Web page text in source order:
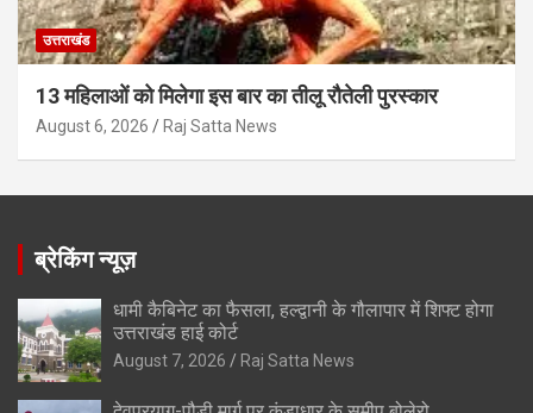
उत्तराखंड
13 महिलाओं को मिलेगा इस बार का तीलू रौतेली पुरस्कार
August 6, 2026 Raj Satta News
ब्रेकिंग न्यूज़
धामी कैबिनेट का फैसला, हल्द्वानी के गौलापार में शिफ्ट होगा
उत्तराखंड हाई कोर्ट
August 7, 2026 Raj Satta News